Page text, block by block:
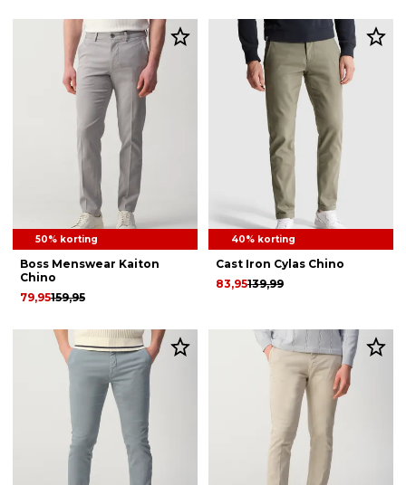
50% korting
Boss Menswear Kaiton
Chino
159,95
79,95
40% korting
Cast Iron Cylas Chino
139,99
83,95